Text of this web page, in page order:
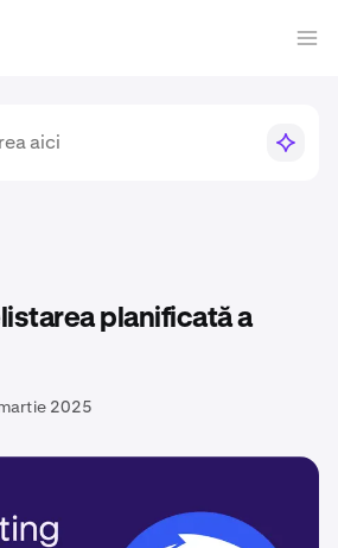
planificată a
2025